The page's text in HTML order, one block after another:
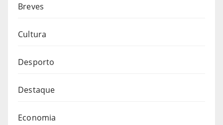
Breves
Cultura
Desporto
Destaque
Economia